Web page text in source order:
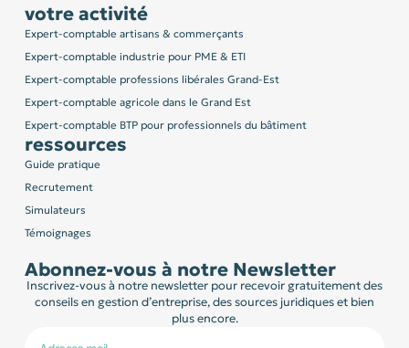
votre activité
Expert-comptable artisans & commerçants
Expert-comptable industrie pour PME & ETI
Expert-comptable professions libérales Grand-Est
Expert-comptable agricole dans le Grand Est
Expert-comptable BTP pour professionnels du bâtiment
ressources
Guide pratique
Recrutement
Simulateurs
Témoignages
Abonnez-vous à notre Newsletter
Inscrivez-vous à notre newsletter pour recevoir gratuitement des
conseils en gestion d’entreprise, des sources juridiques et bien
plus encore.